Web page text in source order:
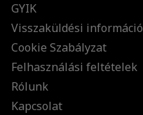
GYIK
Visszaküldési információ
Cookie Szabályzat
Felhasználási feltételek
Rólunk
Kapcsolat